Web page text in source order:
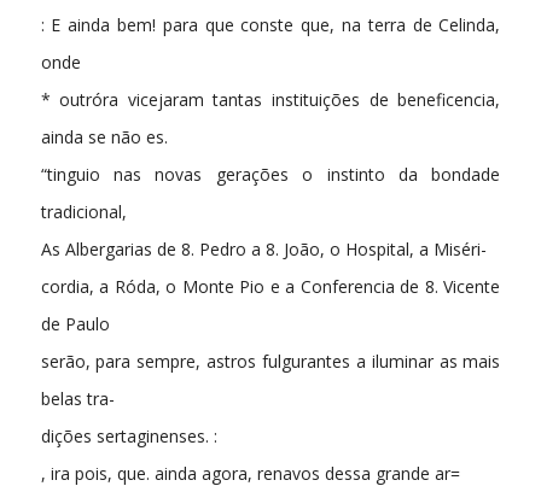
: E ainda bem! para que conste que, na terra de Celinda,
onde
* outróra vicejaram tantas instituições de beneficencia,
ainda se não es.
“tinguio nas novas gerações o instinto da bondade
tradicional,
As Albergarias de 8. Pedro a 8. João, o Hospital, a Miséri-
cordia, a Róda, o Monte Pio e a Conferencia de 8. Vicente
de Paulo
serão, para sempre, astros fulgurantes a iluminar as mais
belas tra-
dições sertaginenses. :
, ira pois, que. ainda agora, renavos dessa grande ar=